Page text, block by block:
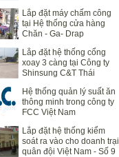
Lắp đặt máy chấm công
tại Hệ thống cửa hàng
Chăn - Ga- Drap
Lắp đặt hệ thống cổng
xoay 3 càng tại Công ty
Shinsung C&T Thái
Hệ thống quản lý suất ăn
thông minh trong công ty
FCC Việt Nam
Lắp đặt hệ thống kiểm
soát ra vào cho doanh trại
quân đội Việt Nam - Số 9